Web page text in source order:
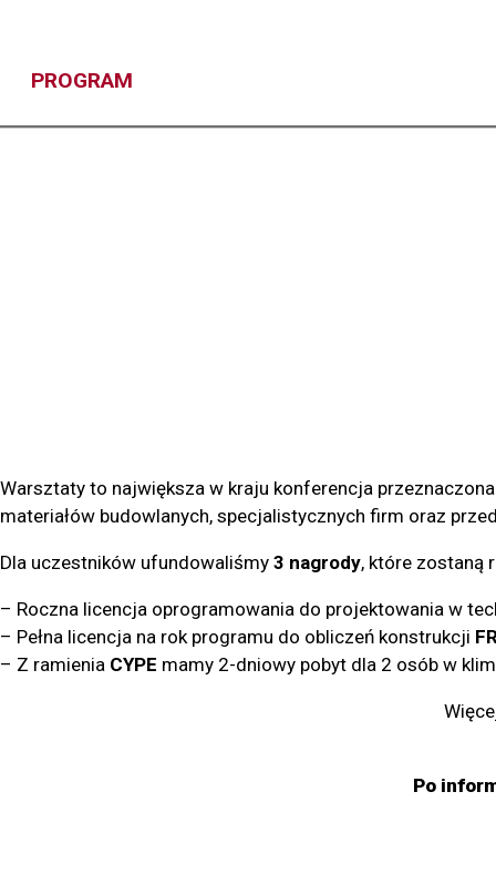
PROGRAM
Warsztaty to największa w kraju konferencja
materiałów budowlanych, specjalistycznych firm oraz
Dla uczestników ufundowaliśmy 3 nagrody, które zostaną
– Roczna licencja oprogramowania do projektowania w
– Pełna licencja na rok programu do obliczeń konstrukcji
– Z ramienia CYPE mamy 2-dniowy pobyt dla 2 osób w
Po